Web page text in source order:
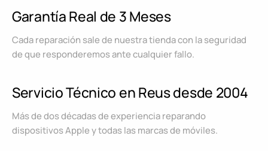
Garantía Real de 3 Meses
Cada reparación sale de nuestra tienda con la seguridad
de que responderemos ante cualquier fallo.
Servicio Técnico en Reus desde 2004
Más de dos décadas de experiencia reparando
dispositivos Apple y todas las marcas de móviles.